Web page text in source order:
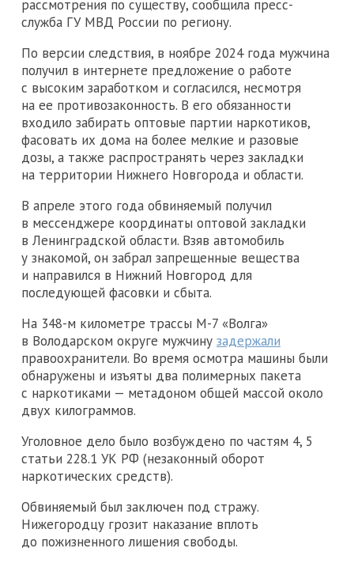
рассмотрения по существу, сообщила пресс-
служба ГУ МВД России по региону.
По версии следствия, в ноябре 2024 года мужчина
получил в интернете предложение о работе
с высоким заработком и согласился, несмотря
на ее противозаконность. В его обязанности
входило забирать оптовые партии наркотиков,
фасовать их дома на более мелкие и разовые
дозы, а также распространять через закладки
на территории Нижнего Новгорода и области.
В апреле этого года обвиняемый получил
в мессенджере координаты оптовой закладки
в Ленинградской области. Взяв автомобиль
у знакомой, он забрал запрещенные вещества
и направился в Нижний Новгород для
последующей фасовки и сбыта.
На 348-м километре трассы М-7 «Волга»
в Володарском округе мужчину задержали
правоохранители. Во время осмотра машины были
обнаружены и изъяты два полимерных пакета
с наркотиками — метадоном общей массой около
двух килограммов.
Уголовное дело было возбуждено по частям 4, 5
статьи 228.1 УК РФ (незаконный оборот
наркотических средств).
Обвиняемый был заключен под стражу.
Нижегородцу грозит наказание вплоть
до пожизненного лишения свободы.